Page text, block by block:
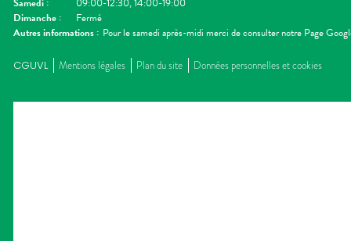
Samedi :
09:00-12:30, 14:00-19:00
Dimanche :
Fermé
Autres informations : Pour le samedi après-midi merci de consulter notre Page
CGUVL Mentions légales Plan du site Données personnelles et cookies